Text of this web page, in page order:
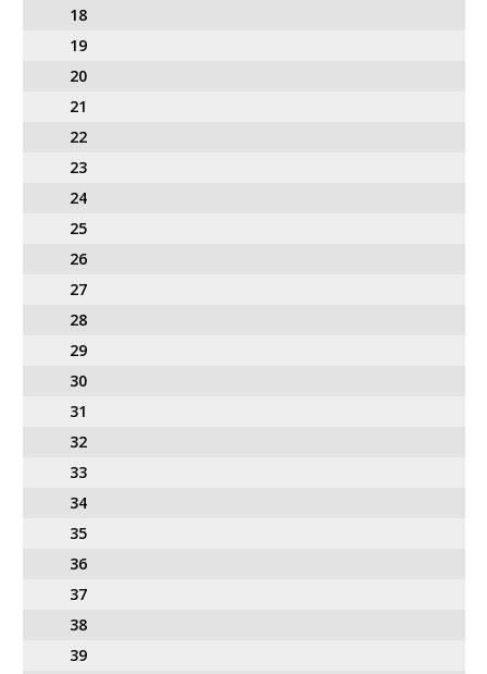
18
19
20
21
22
23
24
25
26
27
28
29
30
31
32
33
34
35
36
37
38
39